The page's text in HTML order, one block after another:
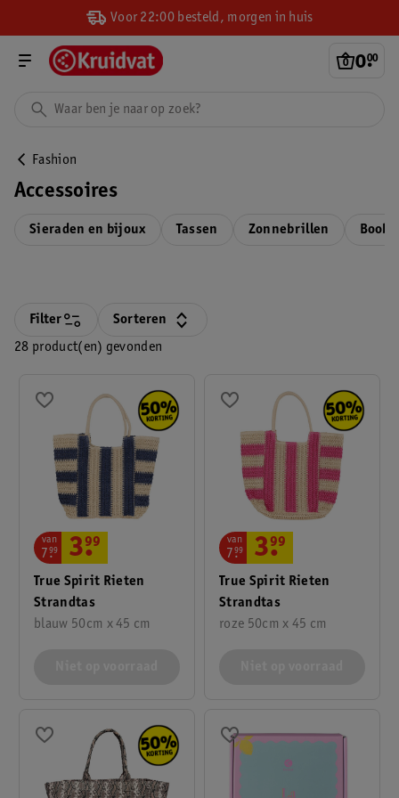
Voor 22:00 besteld, morgen in huis
0.
00
Fashion
Accessoires
Sieraden en bijoux Tassen Zonnebrillen
28 product(en) gevonden
Filter Sorteren
True Spirit Rieten
Strandtas
blauw 50cm x 45 cm
van
7.
99 3.
99
True Spirit Rieten
Strandtas
roze 50cm x 45 cm
van
7.
99 3.
99